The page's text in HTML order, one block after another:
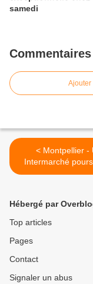
samedi
Commentaires
Ajouter
< Montpellier - Un
Intermarché
justice trois
jetés
Hébergé par
Top articles
Pages
Contact
Signaler un abus